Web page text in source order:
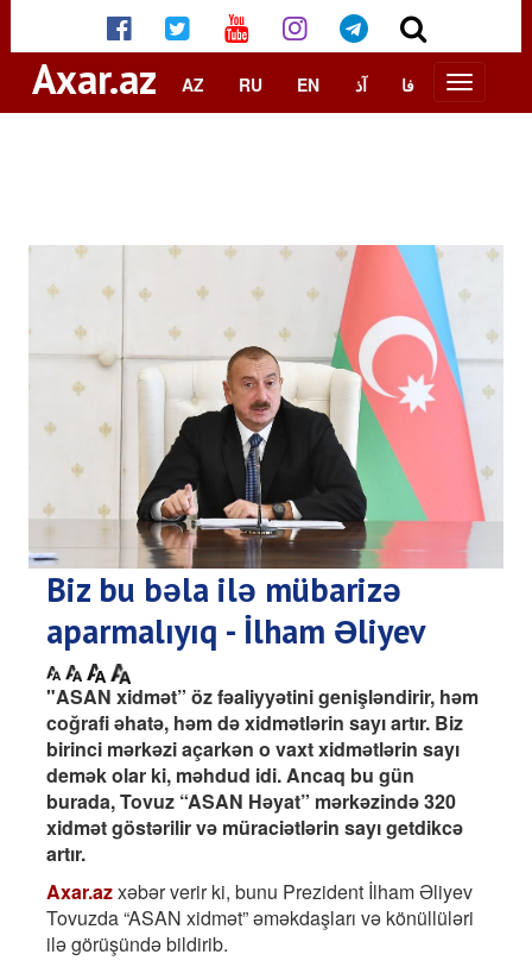
Axar.az AZ RU EN آذ فا
Biz bu bəla ilə mübarizə
aparmalıyıq - İlham Əliyev
"ASAN xidmət” öz fəaliyyətini genişləndirir, həm
coğrafi əhatə, həm də xidmətlərin sayı artır. Biz
birinci mərkəzi açarkən o vaxt xidmətlərin sayı
demək olar ki, məhdud idi. Ancaq bu gün
burada, Tovuz “ASAN Həyat” mərkəzində 320
xidmət göstərilir və müraciətlərin sayı getdikcə
artır.
Axar.azxəbər verir ki, bunu Prezident İlham Əliyev
Tovuzda “ASAN xidmət” əməkdaşları və könüllüləri
ilə görüşündə bildirib.